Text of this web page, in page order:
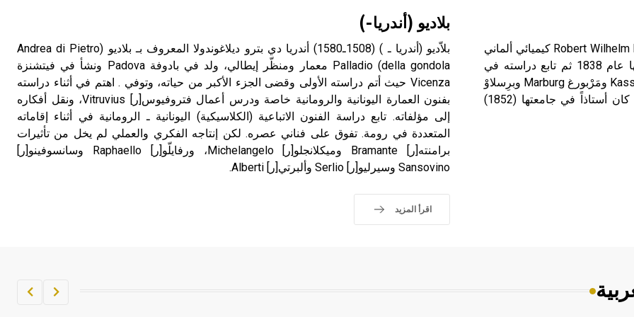
بُنْزِن (روبرت فلهلم) (1811-1899) روبرت فلهلم بُنْزن Robert Wilhelm Bunsen كيميائي ألماني
ولد في غُوتنغن Göttingen وحصل على الدكتوراه من جامعتها عام 1838 ثم تابع دراسته في
باريس وسويسرة وفيينة، وعمل في جامعات غوتنغن وكاسِّل Kassel ومَرْبورغ Marburg وبرِسلاوْ
Breslau، وأمضى باقي حياته في هايْدِلْبرغ Heidelberg حيث كان أستاذاً في جامعتها (1852)
بلاديو (أندريا-)
بلاّديو (أندريا ـ ) (1508ـ1580) أندريا دي بترو ديلاغوندولا المعروف بـ بلاديو (Andrea di Pietro
della gondola) Palladio معمار ومنظّر إيطالي، ولد في بادوفة Padova ونشأ في فيتشنزة
Vicenza حيث أتم دراسته الأولى وقضى الجزء الأكبر من حياته، وتوفي . اهتم في أثناء دراسته
بفنون العمارة اليونانية والرومانية خاصة ودرس أعمال فتروفيوس[ر] Vitruvius، ونقل أفكاره
إلى مؤلفاته. تابع دراسة الفنون الاتباعية (الكلاسيكية) اليونانية ـ الرومانية في أثناء إقاماته
المتعددة في رومة. تفوق على فناني عصره. لكن إنتاجه الفكري والعملي لم يخل من تأثيرات
برامنته[ر] Bramante وميكلانجلو[ر] Michelangelo، ورفايلّو[ر] Raphaello وسانسوفينو[ر]
Sansovino وسيرليو[ر] Serlio وألبرتي[ر] Alberti.
اقرأ المزيد